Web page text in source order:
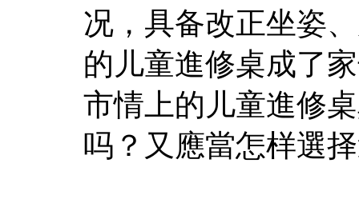
况，具备改正坐姿
的儿童進修桌成了
市情上的儿童進修
吗？又應當怎样選